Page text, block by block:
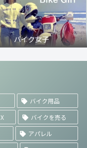
バイク女子
バイク用品
バイクを売る
アパレル